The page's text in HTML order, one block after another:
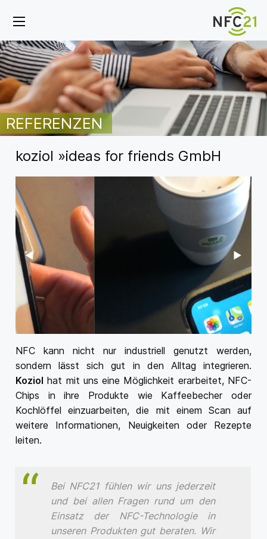
REFERENZEN
koziol »ideas for friends GmbH
Previous Slide
◀︎ Next
▶︎
NFC kann nicht nur industriell genutzt werden,
sondern lässt sich gut in den Alltag integrieren.
Koziol hat mit uns eine Möglichkeit erarbeitet, NFC-
Chips in ihre Produkte wie Kaffeebecher oder
Kochlöffel einzuarbeiten, die mit einem Scan auf
weitere Informationen, Neuigkeiten oder Rezepte
leiten.
Bei NFC21 fühlen wir uns jederzeit
und bei allen Fragen rund um den
Einsatz der NFC-Technologie in
unseren Produkten gut beraten. Wir